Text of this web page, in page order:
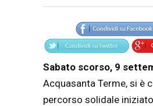
Articolo
Testo articolo principale
Sabato scorso, 9
Acquasanta Terme, si è
percorso solidale